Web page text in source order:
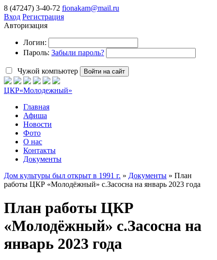
8 (47247) 3-40-72 fionakam@mail.ru
Вход Регистрация
Авторизация
Логин:
Пароль: Забыли пароль?
Чужой компьютер Войти на сайт
ЦКР«Молодежный»
Главная
Афиша
Новости
Фото
О нас
Контакты
Документы
Дом культуры был открыт в 1991 г. » Документы » План
работы ЦКР «Молодёжный» с.Засосна на январь 2023 года
План работы ЦКР
«Молодёжный» с.Засосна на
январь 2023 года